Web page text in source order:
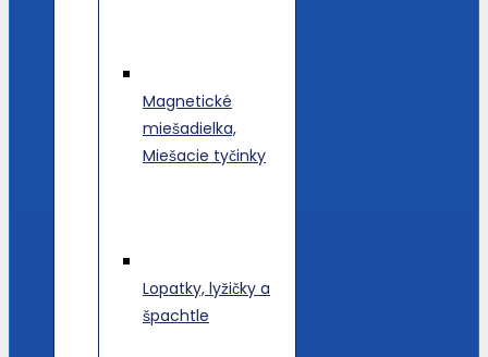
Magnetické
miešadielka,
Miešacie tyčinky
Lopatky, lyžičky a
špachtle